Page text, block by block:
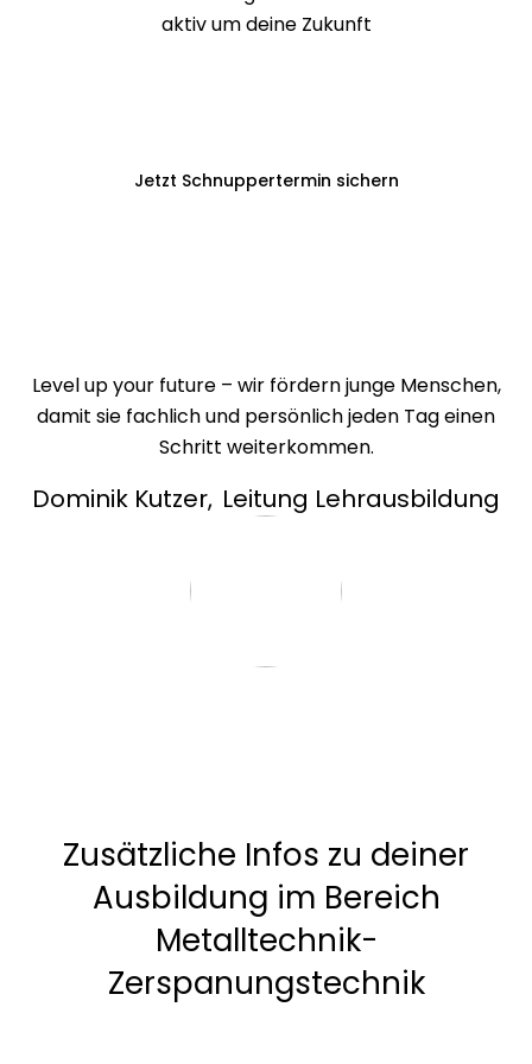
aktiv um deine Zukunft
Jetzt Schnuppertermin sichern
Level up your future – wir fördern junge Menschen,
damit sie fachlich und persönlich jeden Tag einen
Schritt weiterkommen.
Dominik Kutzer, Leitung Lehrausbildung
Zusätzliche Infos zu deiner
Ausbildung im Bereich
Metalltechnik-
Zerspanungstechnik